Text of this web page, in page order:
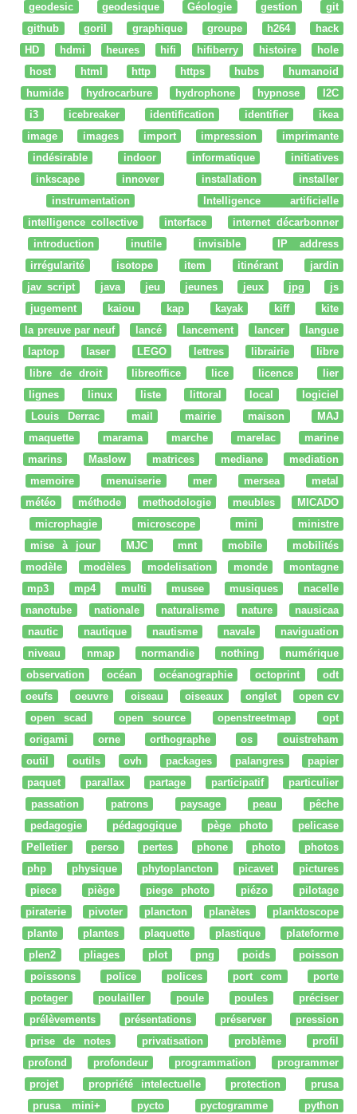
geodesic geodesique Géologie gestion
git
github
goril graphique groupe h264
hack
HD
hdmi heures hifi hifiberry histoire
hole
host
html http https hubs
humanoid
humide
hydrocarbure hydrophone hypnose
I2C
i3
icebreaker identification identifier
ikea
image
images import impression
imprimante
indésirable
indoor informatique
initiatives
inkscape
innover installation
installer
instrumentation
Intelligence artificielle
intelligence collective
interface
internet décarbonner
introduction
inutile invisible
IP address
irrégularité
isotope item itinérant
jardin
jav script
java jeu jeunes jeux jpg
js
jugement
kaiou kap kayak kiff
kite
la preuve par neuf
lancé lancement lancer
langue
laptop
laser LEGO lettres librairie
libre
libre de droit
libreoffice lice licence
lier
lignes
linux liste littoral local
logiciel
Louis Derrac
mail mairie maison
MAJ
maquette
marama marche marelac
marine
marins
Maslow matrices mediane
mediation
memoire
menuiserie mer mersea
metal
météo
méthode methodologie meubles
MICADO
microphagie
microscope mini
ministre
mise à jour
MJC mnt mobile
mobilités
modèle
modèles modelisation monde
montagne
mp3
mp4 multi musee musiques
nacelle
nanotube
nationale naturalisme nature
nausicaa
nautic
nautique nautisme navale
naviguation
niveau
nmap normandie nothing
numérique
observation
océan océanographie octoprint
odt
oeufs
oeuvre oiseau oiseaux onglet
open cv
open scad
open source openstreetmap
opt
origami
orne orthographe os
ouistreham
outil
outils ovh packages palangres
papier
paquet
parallax partage participatif
particulier
passation
patrons paysage peau
pêche
pedagogie
pédagogique pège photo
pelicase
Pelletier
perso pertes phone photo
photos
php
physique phytoplancton picavet
pictures
piece
piège piege photo piézo
pilotage
piraterie
pivoter plancton planètes
planktoscope
plante
plantes plaquette plastique
plateforme
plen2
pliages plot png poids
poisson
poissons
police polices port com
porte
potager
poulailler poule poules
préciser
prélèvements
présentations préserver
pression
prise de notes
privatisation problème
profil
profond
profondeur programmation
programmer
projet
propriété intelectuelle protection
prusa
prusa mini+
pycto pyctogramme
python